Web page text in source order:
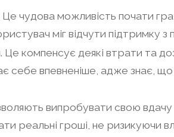
чудова можливість почати
міг відчути підтримку з
компенсує деякі втрати та
себе впевненіше, адже знає, що
випробувати свою
реальні гроші, не ризикуючи